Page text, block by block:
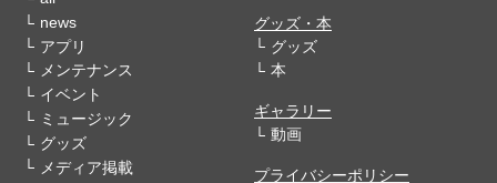
news
アプリ
メンテナンス
イベント
ミュージック
グッズ
メディア掲載
グッズ・本
グッズ
本
ギャラリー
動画
プライバシーポリシー